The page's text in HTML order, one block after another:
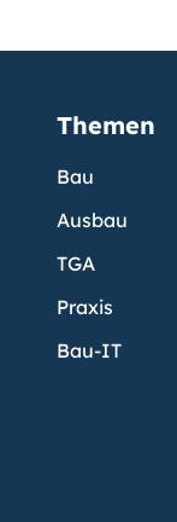
Themen
Bau
Ausbau
TGA
Praxis
Bau-IT